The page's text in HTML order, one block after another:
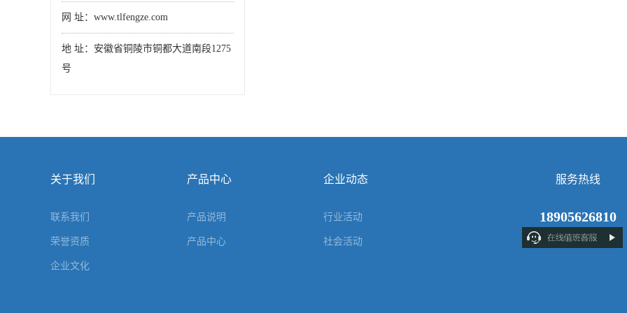
网 址：www.tlfengze.com
地 址：安徽省铜陵市铜都大道南段1275
号
关于我们
联系我们
荣誉资质
企业文化
产品中心
产品说明
产品中心
企业动态
行业活动
社会活动
服务热线
18905626810